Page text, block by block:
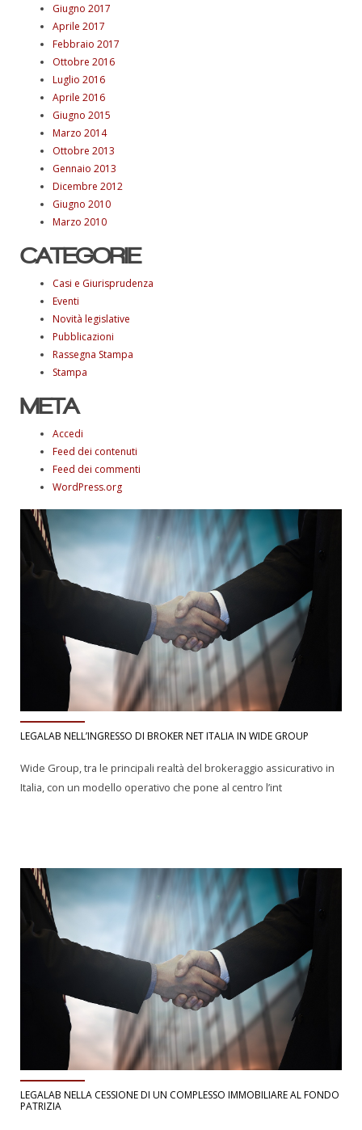
Giugno 2017
Aprile 2017
Febbraio 2017
Ottobre 2016
Luglio 2016
Aprile 2016
Giugno 2015
Marzo 2014
Ottobre 2013
Gennaio 2013
Dicembre 2012
Giugno 2010
Marzo 2010
CATEGORIE
Casi e Giurisprudenza
Eventi
Novità legislative
Pubblicazioni
Rassegna Stampa
Stampa
META
Accedi
Feed dei contenuti
Feed dei commenti
WordPress.org
LEGALAB NELL’INGRESSO DI BROKER NET ITALIA IN WIDE GROUP
Wide Group, tra le principali realtà del brokeraggio assicurativo in
Italia, con un modello operativo che pone al centro l’int
LEGALAB NELLA CESSIONE DI UN COMPLESSO IMMOBILIARE AL FONDO
PATRIZIA